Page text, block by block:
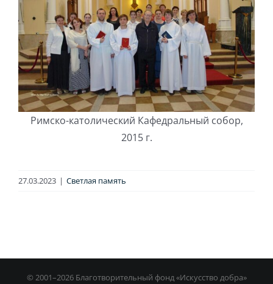
Римско-католический Кафедральный собор,
2015 г.
27.03.2023 | Светлая память
© 2001–2026 Благотворительный фонд «Искусство добра»